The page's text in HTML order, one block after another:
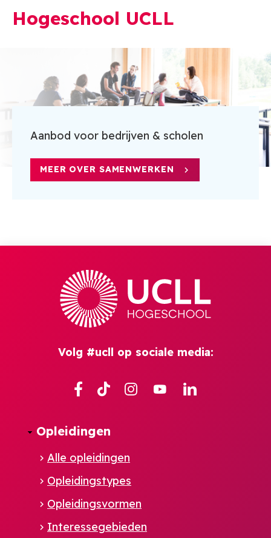
Hogeschool UCLL
Aanbod voor bedrijven & scholen
MEER OVER SAMENWERKEN
Volg #ucll op sociale media:
Facebook
TikTok Instagram
YouTube
Opleidingen
Alle opleidingen
Opleidingstypes
Opleidingsvormen
Interessegebieden